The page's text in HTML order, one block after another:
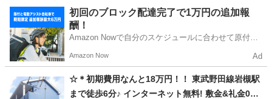
みどり台駅 アパート 初期
初回のブロック配達完了で1万円の追加報
酬！
Amazon Nowで自分のスケジュールに合わせて原付や
う！
Amazon Now Ad
☆＊初期費用なんと18万円！！ 東武野田線岩槻駅
まで徒歩6分♪ インターネット無料! 敷金&礼金0月!